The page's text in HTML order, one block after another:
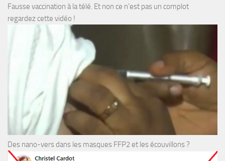
Fausse vaccination à la télé. Et non ce n’est pas un complot
regardez cette vidéo !
Des nano-vers dans les masques FFP2 et les écouvillons ?